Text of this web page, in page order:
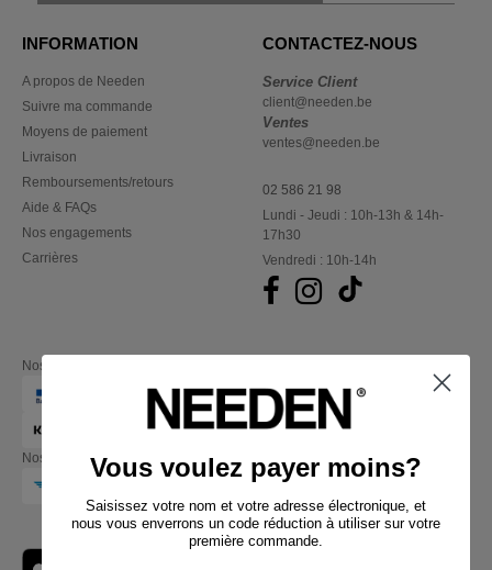
INFORMATION
A propos de Needen
Suivre ma commande
Moyens de paiement
Livraison
Remboursements/retours
Aide & FAQs
Nos engagements
Carrières
CONTACTEZ-NOUS
Service Client
client@needen.be
Ventes
ventes@needen.be
02 586 21 98
Lundi - Jeudi : 10h-13h & 14h-
17h30
Vendredi : 10h-14h
Nos partenaires financiers
Nos transporteursVous voulez payer moins?
Saisissez votre nom et votre adresse électronique, et
nous vous enverrons un code réduction à utiliser sur votre
première commande.